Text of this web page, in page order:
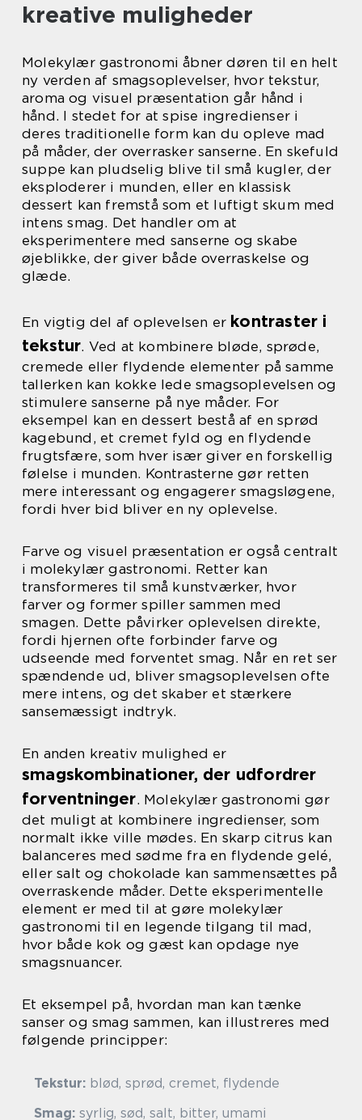
kreative muligheder
Molekylær gastronomi åbner døren til en helt
ny verden af smagsoplevelser, hvor tekstur,
aroma og visuel præsentation går hånd i
hånd. I stedet for at spise ingredienser i
deres traditionelle form kan du opleve mad
på måder, der overrasker sanserne. En skefuld
suppe kan pludselig blive til små kugler, der
eksploderer i munden, eller en klassisk
dessert kan fremstå som et luftigt skum med
intens smag. Det handler om at
eksperimentere med sanserne og skabe
øjeblikke, der giver både overraskelse og
glæde.
En vigtig del af oplevelsen er kontraster i
tekstur. Ved at kombinere bløde, sprøde,
cremede eller flydende elementer på samme
tallerken kan kokke lede smagsoplevelsen og
stimulere sanserne på nye måder. For
eksempel kan en dessert bestå af en sprød
kagebund, et cremet fyld og en flydende
frugtsfære, som hver især giver en forskellig
følelse i munden. Kontrasterne gør retten
mere interessant og engagerer smagsløgene,
fordi hver bid bliver en ny oplevelse.
Farve og visuel præsentation er også centralt
i molekylær gastronomi. Retter kan
transformeres til små kunstværker, hvor
farver og former spiller sammen med
smagen. Dette påvirker oplevelsen direkte,
fordi hjernen ofte forbinder farve og
udseende med forventet smag. Når en ret ser
spændende ud, bliver smagsoplevelsen ofte
mere intens, og det skaber et stærkere
sansemæssigt indtryk.
En anden kreativ mulighed er
smagskombinationer, der udfordrer
forventninger. Molekylær gastronomi gør
det muligt at kombinere ingredienser, som
normalt ikke ville mødes. En skarp citrus kan
balanceres med sødme fra en flydende gelé,
eller salt og chokolade kan sammensættes på
overraskende måder. Dette eksperimentelle
element er med til at gøre molekylær
gastronomi til en legende tilgang til mad,
hvor både kok og gæst kan opdage nye
smagsnuancer.
Et eksempel på, hvordan man kan tænke
sanser og smag sammen, kan illustreres med
følgende principper:
Tekstur: blød, sprød, cremet, flydende
Smag: syrlig, sød, salt, bitter, umami